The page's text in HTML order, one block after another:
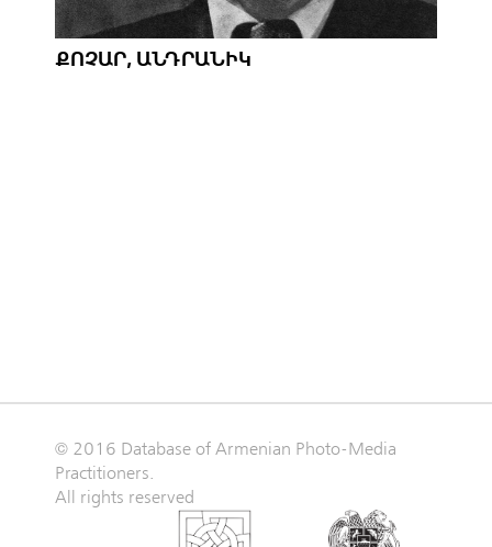
ՔՈՉԱՐ, ԱՆԴՐԱՆԻԿ
© 2016 Database of Armenian Photo-Media
Practitioners.
All rights reserved